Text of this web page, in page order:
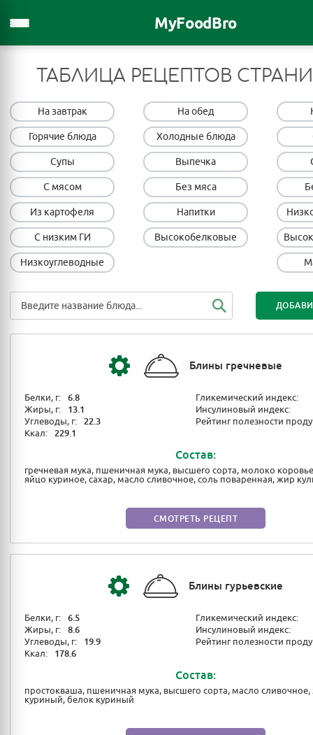
MyFoodBro
ТАБЛИЦА РЕЦЕПТОВ
На завтрак На обед
Горячие блюда Холодные блюда
Супы Выпечка
С мясом Без мяса
Из картофеля Напитки
С низким ГИ Высокобелковые
Низкоуглеводные
Блины гречневые
Белки, г: 6.8
Жиры, г:
13.1
Углеводы, г: 22.3
Ккал: 229.1
Гликемический индекс:
Инсулиновый индекс:
Рейтинг полезности
Состав:
гречневая мука, пшеничная мука, высшего сорта, молоко
яйцо куриное, сахар, масло сливочное, соль поваренная, жир
СМОТРЕТЬ РЕЦЕПТ
Блины гурьевские
Белки, г: 6.5
Жиры, г: 8.6
Углеводы, г:
19.9
Ккал:
178.6
Гликемический индекс:
Инсулиновый индекс:
Рейтинг полезности
Состав:
простокваша, пшеничная мука, высшего сорта, масло
куриный, белок куриный